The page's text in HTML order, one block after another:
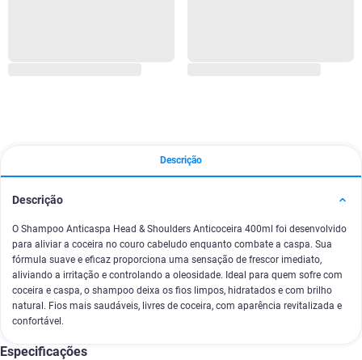
Descrição
Descrição
O Shampoo Anticaspa Head & Shoulders Anticoceira 400ml foi desenvolvido
para aliviar a coceira no couro cabeludo enquanto combate a caspa. Sua
fórmula suave e eficaz proporciona uma sensação de frescor imediato,
aliviando a irritação e controlando a oleosidade. Ideal para quem sofre com
coceira e caspa, o shampoo deixa os fios limpos, hidratados e com brilho
natural. Fios mais saudáveis, livres de coceira, com aparência revitalizada e
confortável.
Especificações